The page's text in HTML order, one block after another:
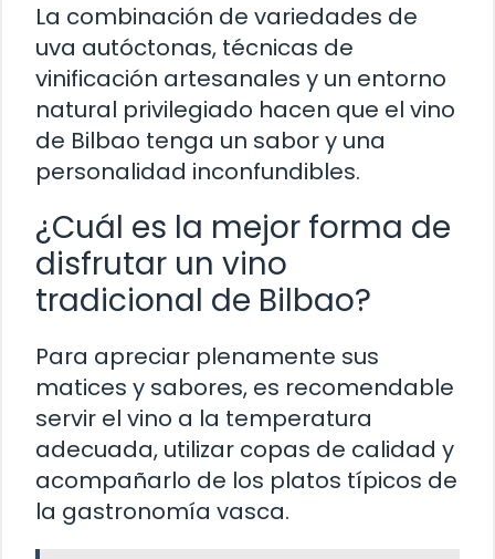
La combinación de variedades de
uva autóctonas, técnicas de
vinificación artesanales y un entorno
natural privilegiado hacen que el vino
de Bilbao tenga un sabor y una
personalidad inconfundibles.
¿Cuál es la mejor forma de
disfrutar un vino
tradicional de Bilbao?
Para apreciar plenamente sus
matices y sabores, es recomendable
servir el vino a la temperatura
adecuada, utilizar copas de calidad y
acompañarlo de los platos típicos de
la gastronomía vasca.